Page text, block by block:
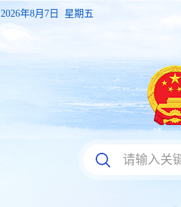
2026年8月7日 星期五